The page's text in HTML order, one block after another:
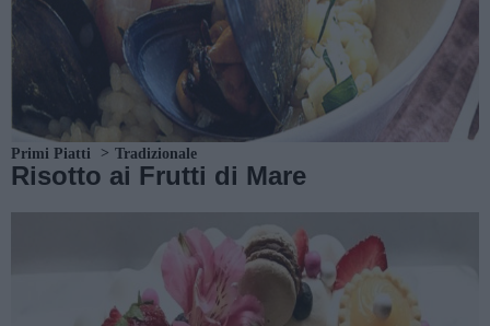
Primi Piatti Tradizionale
Risotto ai Frutti di Mare